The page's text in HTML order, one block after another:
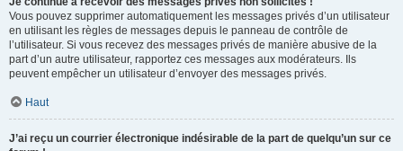
Vous pouvez supprimer automatiquement les messages privés d’un utilisateur
en utilisant les règles de messages depuis le panneau de contrôle de
l’utilisateur. Si vous recevez des messages privés de manière abusive de la
part d’un autre utilisateur, rapportez ces messages aux modérateurs. Ils
peuvent empêcher un utilisateur d’envoyer des messages privés.
Haut
J’ai reçu un courrier électronique indésirable de la part de quelqu’un sur ce